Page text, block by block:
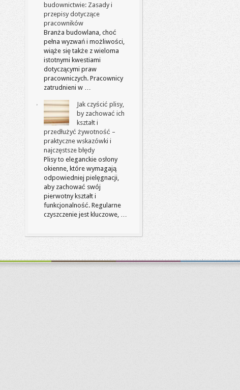
budownictwie: Zasady i
przepisy dotyczące
pracowników
Branża budowlana, choć
pełna wyzwań i możliwości,
wiąże się także z wieloma
istotnymi kwestiami
dotyczącymi praw
pracowniczych. Pracownicy
zatrudnieni w …
Jak czyścić plisy,
by zachować ich
kształt i
przedłużyć żywotność –
praktyczne wskazówki i
najczęstsze błędy
Plisy to eleganckie osłony
okienne, które wymagają
odpowiedniej pielęgnacji,
aby zachować swój
pierwotny kształt i
funkcjonalność. Regularne
czyszczenie jest kluczowe, …